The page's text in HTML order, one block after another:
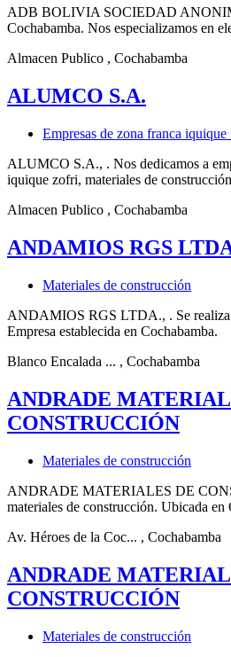
ADB BOLIVIA SOCIEDAD
Cochabamba. Nos especializamos en
Almacen Publico , Cochabamba
ALUMCO S.A.
Empresas de zona franca
ALUMCO S.A., . Nos dedicamos a
iquique zofri, materiales de
Almacen Publico , Cochabamba
ANDAMIOS RGS
Materiales de construcción
ANDAMIOS RGS LTDA., . Se realiza
Empresa establecida en Cochabamba.
Blanco Encalada ... , Cochabamba
ANDRADE
CONSTRUCCIÓN
Materiales de construcción
ANDRADE MATERIALES DE
materiales de construcción. Ubicada en
Av. Héroes de la Coc... , Cochabamba
ANDRADE
CONSTRUCCIÓN
Materiales de construcción